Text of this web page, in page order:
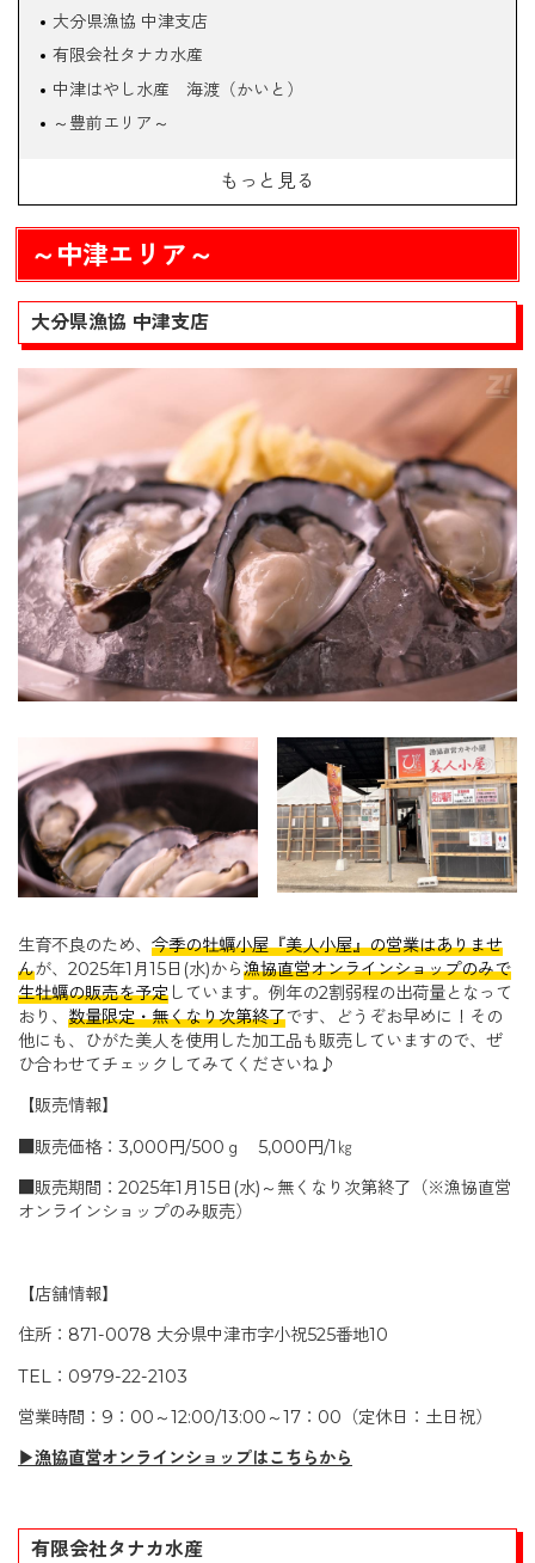
大分県漁協 中津支店
有限会社タナカ水産
中津はやし水産 海渡（かいと）
～豊前エリア～
豊前海一粒かき直売所 『海幸丸 うめざわ水産』
碧海丸（あおみまる）水産
～吉富エリア～
もっと見る
～中津エリア～
大分県漁協 中津支店
生育不良のため、 今季の牡蠣小屋『美人小屋』の営業はありませ
んが、2025年1月15日(水)から漁協直営オンラインショップのみで
生牡蠣の販売を予定 しています。例年の2割弱程の出荷量となって
おり、 数量限定・無くなり次第終了です、どうぞお早めに！その
他にも、ひがた美人を使用した加工品も販売していますので、ぜ
ひ合わせてチェックしてみてくださいね♪
【販売情報】
■販売価格：3,000円/500ｇ 5,000円/1㎏
■販売期間：2025年1月15日(水)～無くなり次第終了（※漁協直営
オンラインショップのみ販売）
【店舗情報】
住所：871-0078 大分県中津市字小祝525番地10
TEL：0979-22-2103
営業時間：9：00～12:00/13:00～17：00（定休日：土日祝）
▶漁協直営オンラインショップはこちらから
有限会社タナカ水産